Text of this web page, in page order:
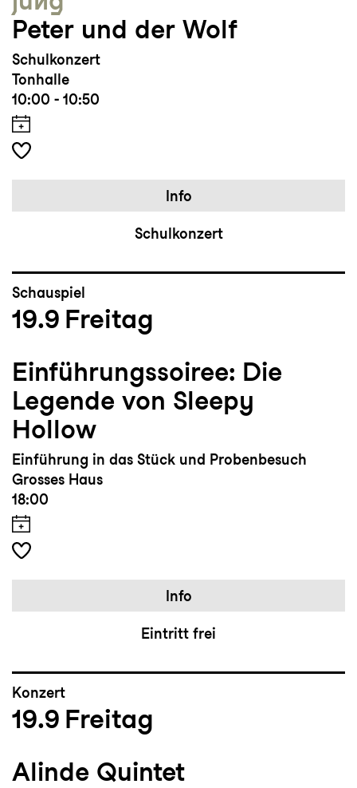
Peter und der Wolf
Schulkonzert
Tonhalle
10:00 - 10:50
Info
Schulkonzert
Schauspiel
19.9 Freitag
Einführungssoiree: Die
Legende von Sleepy
Hollow
Einführung in das Stück und Probenbesuch
Grosses Haus
18:00
Info
Eintritt frei
Konzert
19.9 Freitag
Alinde Quintet